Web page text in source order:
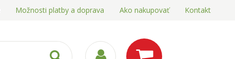
Možnosti platby a doprava Ako nakupovať Kontakt